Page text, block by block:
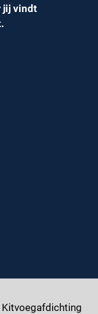
jij vindt
Kitvoegafdichting